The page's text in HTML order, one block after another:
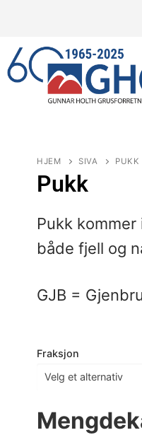
HJEM SIVA PUKK
Pukk
Pukk
både fjell og
GJB =
Fraksjon